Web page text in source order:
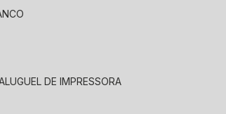
ALUGUEL DE IMPRESSORA